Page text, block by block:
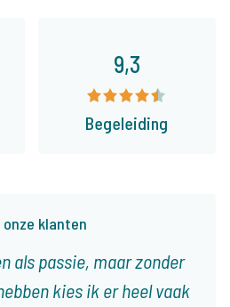
onze klanten
als passie, maar zonder
kies ik er heel vaak
9,3
Begeleiding